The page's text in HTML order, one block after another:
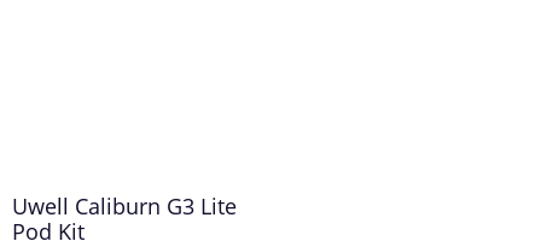
Uwell Caliburn G3 Lite
Pod Kit